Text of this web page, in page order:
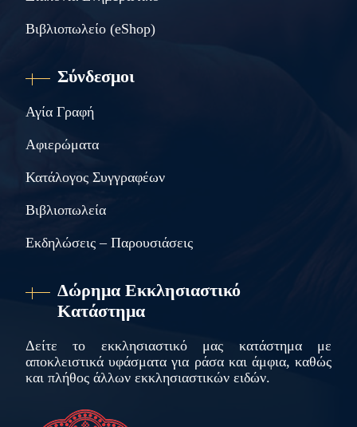
Βιβλιοπωλείο (eShop)
Σύνδεσμοι
Αγία Γραφή
Αφιερώματα
Κατάλογος Συγγραφέων
Βιβλιοπωλεία
Εκδηλώσεις – Παρουσιάσεις
Δώρημα Εκκλησιαστικό
Κατάστημα
Δείτε το εκκλησιαστικό μας κατάστημα με
αποκλειστικά υφάσματα για ράσα και άμφια, καθώς
και πλήθος άλλων εκκλησιαστικών ειδών.